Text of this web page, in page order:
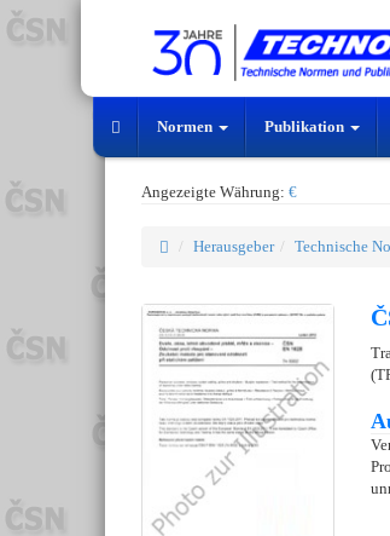
Normen Publikation
Angezeigte Währung: €
Herausgeber Technische